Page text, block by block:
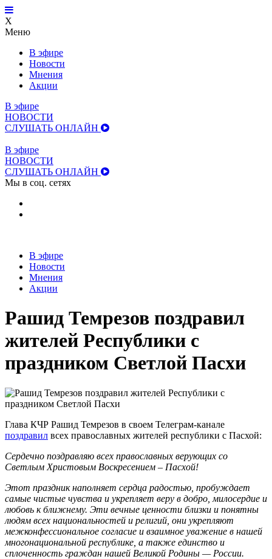
X
Меню
В эфире
Новости
Мнения
Акции
В эфире
НОВОСТИ
СЛУШАТЬ ОНЛАЙН
В эфире
НОВОСТИ
СЛУШАТЬ ОНЛАЙН
Мы в соц. сетях
В эфире
Новости
Мнения
Акции
Рашид Темрезов поздравил
жителей Республики с
праздником Светлой Пасхи
Глава КЧР Рашид Темрезов в своем Телеграм-канале
поздравил всех православных жителей республики с Пасхой:
Сердечно поздравляю всех православных верующих со
Светлым Христовым Воскресением – Пасхой!
Этот праздник наполняет сердца радостью, пробуждает
самые чистые чувства и укрепляет веру в добро, милосердие и
любовь к ближнему. Эти вечные ценности близки и понятны
людям всех национальностей и религий, они укрепляют
межконфессиональное согласие и взаимное уважение в нашей
многонациональной республике, а также единство и
сплоченность граждан нашей Великой Родины — России.